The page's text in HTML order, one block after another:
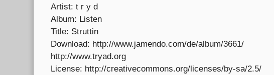
Artist: t r y d
Album: Listen
Title: Struttin
Download: http://www.jamendo.com/de/album/3661/
http://www.tryad.org
License: http://creativecommons.org/licenses/by-sa/2.5/